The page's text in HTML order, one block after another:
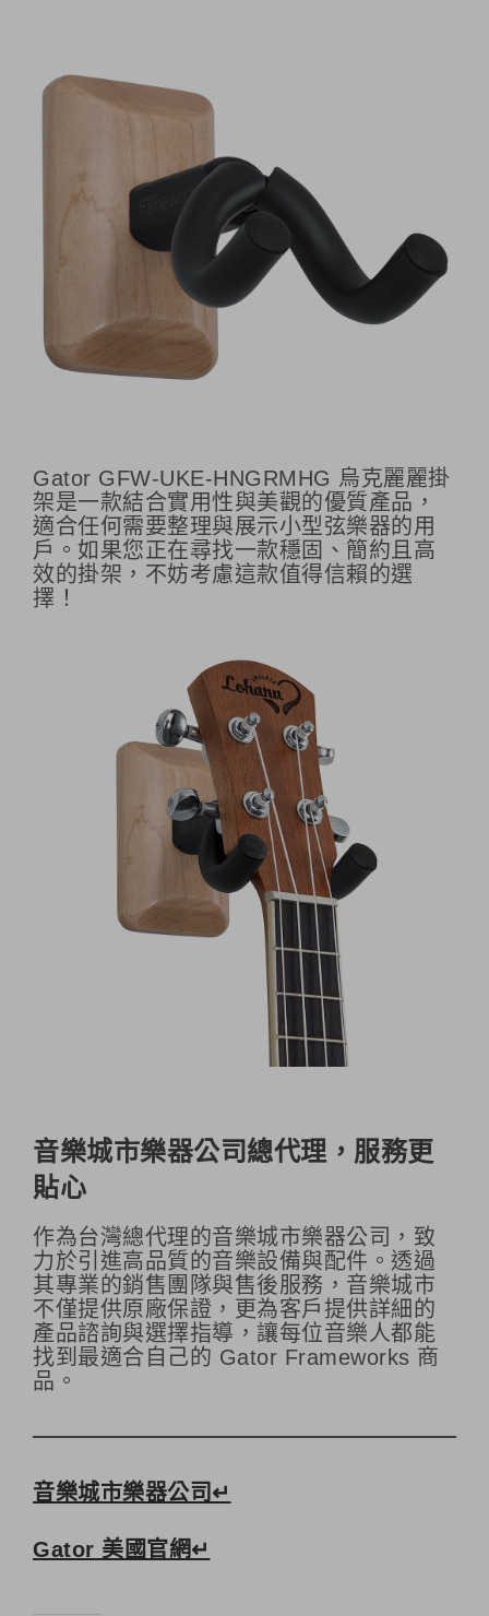
Gator GFW-UKE-HNGRMHG 烏克麗麗掛
架是一款結合實用性與美觀的優質產品，
適合任何需要整理與展示小型弦樂器的用
戶。如果您正在尋找一款穩固、簡約且高
效的掛架，不妨考慮這款值得信賴的選
擇！
音樂城市樂器公司總代理，服務更
貼心
作為台灣總代理的音樂城市樂器公司，致
力於引進高品質的音樂設備與配件。透過
其專業的銷售團隊與售後服務，音樂城市
不僅提供原廠保證，更為客戶提供詳細的
產品諮詢與選擇指導，讓每位音樂人都能
找到最適合自己的 Gator Frameworks 商
品。
音樂城市樂器公司↵
Gator 美國官網↵